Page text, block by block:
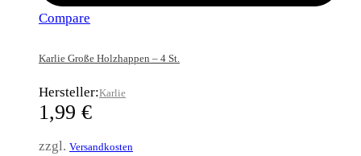
Compare
Karlie Große Holzhappen – 4 St.
Hersteller:Karlie
1,99 €
zzgl. Versandkosten